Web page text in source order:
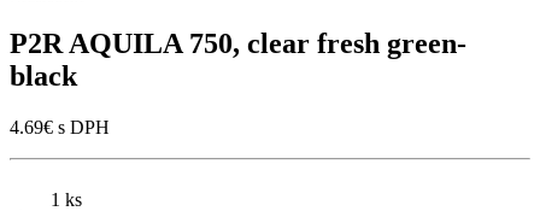
P2R AQUILA 750, clear fresh green-
black
4.69€ s DPH
1 ks